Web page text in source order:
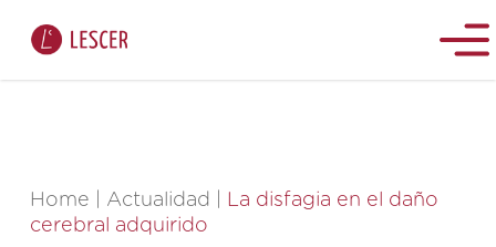
Home Actualidad
La disfagia en el daño
cerebral adquirido